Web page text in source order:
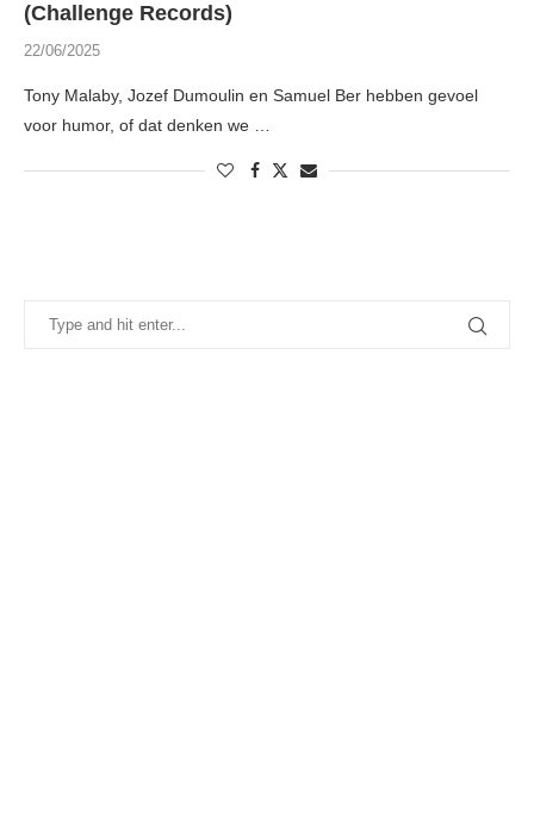
(Challenge Records)
22/06/2025
Tony Malaby, Jozef Dumoulin en Samuel Ber hebben gevoel
voor humor, of dat denken we …